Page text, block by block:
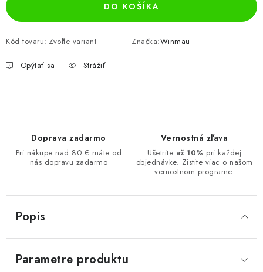
DO KOŠÍKA
Kód tovaru: Zvoľte variant Značka:Winmau
Opýtať sa Strážiť
Doprava zadarmo
Pri nákupe nad 80 € máte od
nás dopravu zadarmo
Vernostná zľava
Ušetrite až 10% pri každej
objednávke. Zistite viac o našom
vernostnom programe.
Popis
Parametre produktu